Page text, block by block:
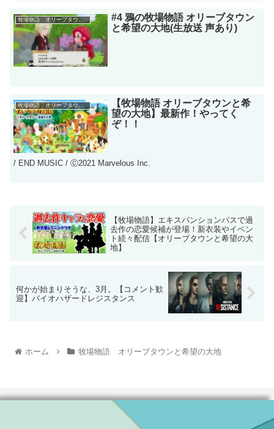
牧場物語 オリーブタウンと希望の大地
#4 鴉の牧場物語 オリーブタウン
と希望の大地(生放送 声あり)
牧場物語 オリーブタウンと希望の大地
【牧場物語 オリーブタウンと希
望の大地】最新作！やってく
ぞ！！
/ END MUSIC / Ⓒ2021 Marvelous Inc.
【牧場物語】エキスパンションパスで過
去作の恋愛候補が登場！新衣装やイベン
ト続々配信【オリーブタウンと希望の大
地】
何かが始まりそうな、3月。【コメント歓
迎】バイオハザードレジスタンス
ホーム 牧場物語 オリーブタウンと希望の大地